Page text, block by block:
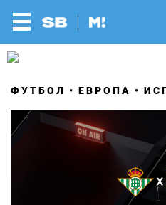
ФУТБОЛ ЕВРОПА